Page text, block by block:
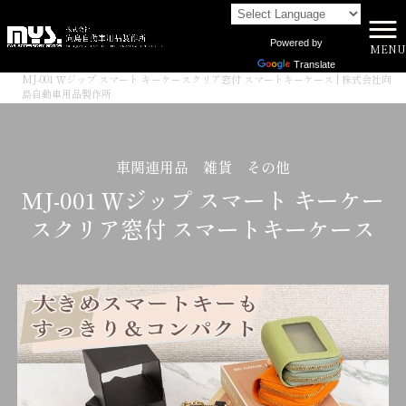
Powered by
Translate
MENU
商品一覧
>
MJ-001 Ｗジップ スマート キーケースクリア窓付 スマートキーケース | 株式会社向
島自動車用品製作所
車関連用品 雑貨 その他
MJ-001 Ｗジップ スマート キーケー
スクリア窓付 スマートキーケース